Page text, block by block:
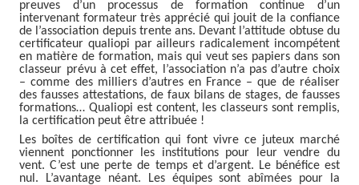
preuves d’un processus de formation continue d’un
intervenant formateur très apprécié qui jouit de la confiance
de l’association depuis trente ans. Devant l’attitude obtuse du
certificateur qualiopi par ailleurs radicalement incompétent
en matière de formation, mais qui veut ses papiers dans son
classeur prévu à cet effet, l’association n’a pas d’autre choix
– comme des milliers d’autres en France – que de réaliser
des fausses attestations, de faux bilans de stages, de fausses
formations… Qualiopi est content, les classeurs sont remplis,
la certification peut être attribuée !
Les boîtes de certification qui font vivre ce juteux marché
viennent ponctionner les institutions pour leur vendre du
vent. C’est une perte de temps et d’argent. Le bénéfice est
nul. L’avantage néant. Les équipes sont abîmées pour la